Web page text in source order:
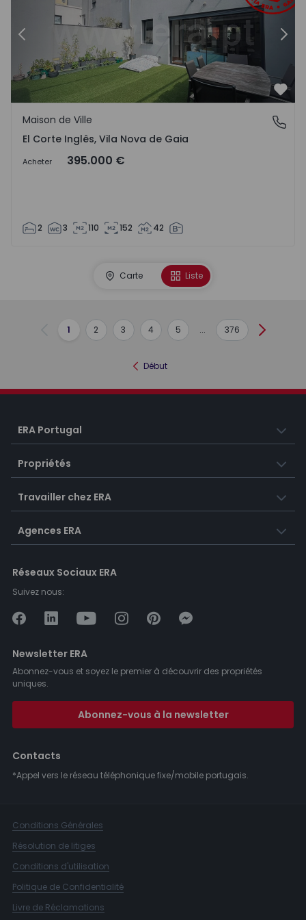
Précédent
El Corte Inglês, Vila Nova de Gaia
Maison de Ville
El Corte Inglês, Vila Nova de Gaia
Acheter 395.000 €
2 3 110 152 42
Carte Liste
Précédent
1 2 3 4 5 ... 376 Suivant
Début
ERA Portugal
Propriétés
Travailler chez ERA
Agences ERA
Réseaux Sociaux ERA
Suivez nous:
Newsletter ERA
Abonnez-vous et soyez le premier à découvrir des propriétés
uniques.
Abonnez-vous à la newsletter
Contacts
*Appel vers le réseau téléphonique fixe/mobile portugais.
Conditions Générales
Résolution de litiges
Conditions d'utilisation
Politique de Confidentialité
Livre de Réclamations